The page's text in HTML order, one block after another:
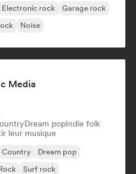
Electronic rock
Garage rock
Noise
Media
Dream popIndie folk
leur musique
Country
Dream pop
Surf rock